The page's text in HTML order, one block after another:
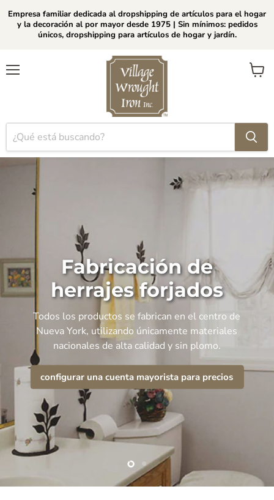
Empresa familiar dedicada al dropshipping de artículos para el hogar
y la decoración al por mayor desde 1975 | Sin mínimos: pedidos
únicos, dropshipping para artículos de hogar y jardín.
Ver
Fabricación de
herrajes forjados
Todos los productos se fabrican en el centro de
Nueva York, utilizando únicamente materiales
nacionales de alta calidad y sin plomo.
configurar una cuenta mayorista para precios
Slide
1
Slide
2